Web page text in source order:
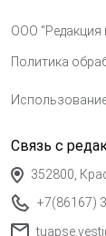
ООО "Редакция
Политика
Связь с
352800,
+7(86167)